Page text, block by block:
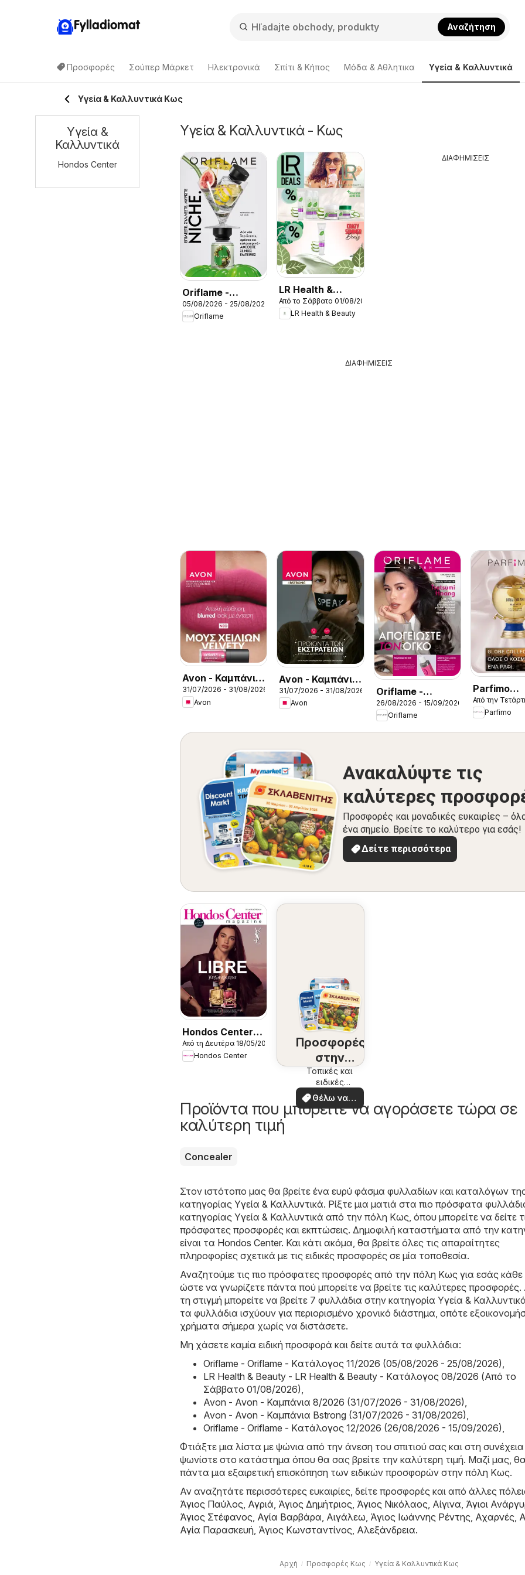
Fylladiomat Αναζήτηση
Προσφορές Σούπερ Μάρκετ Hλεκτρονικά Σπίτι & Κήπος Μόδα & Aθλητικα Υγεία & Καλλυντικά
Υγεία & Καλλυντικά Κως
Υγεία & Καλλυντικά - Κως
Oriflame -
Kατάλογος
11/2026
05/08/2026 - 25/08/2026
Oriflame
LR Health &
Beauty -
Kατάλογος
Από το Σάββατο 01/08/2026
LR Health & Beauty
ΔΙΑΦΗΜΙΣΕΙΣ
ΔΙΑΦΗΜΙΣΕΙΣ
Avon - Καμπάνια
8/2026
31/07/2026 - 31/08/2026
Avon
Avon - Καμπάνια
Bstrong
31/07/2026 - 31/08/2026
Avon
Oriflame -
Kατάλογος
12/2026
26/08/2026 - 15/09/2026
Oriflame
Parfimo
Από την
Parfimo
Ανακαλύψτε τις
καλύτερες
Προσφορές και μοναδικές ευκαιρίες –
ένα σημείο. Βρείτε το καλύτερο για εσάς!
Δείτε περισσότερα
Hondos Center
Kατάλογος
Summer 2026
Από τη Δευτέρα 18/05/2026
Hondos Center
Προσφορές
στην
περιοχή
σας
Τοπικές και
ειδικές
προσφορές
Θέλω να
δω
Προϊόντα που μπορείτε να αγοράσετε τώρα σε
καλύτερη τιμή
Concealer
Στον ιστότοπο μας θα βρείτε ένα ευρύ φάσμα φυλλαδίων και καταλόγων
κατηγορίας Υγεία & Καλλυντικά. Ρίξτε μια ματιά στα πιο πρόσφατα
κατηγορίας Υγεία & Καλλυντικά από την πόλη Κως, όπου μπορείτε να δείτε
πρόσφατες προσφορές και εκπτώσεις. Δημοφιλή καταστήματα από την
είναι τα Hondos Center. Και κάτι ακόμα, θα βρείτε όλες τις απαραίτητες
πληροφορίες σχετικά με τις ειδικές προσφορές σε μία τοποθεσία.
Αναζητούμε τις πιο πρόσφατες προσφορές από την πόλη Κως για εσάς κάθε
ώστε να γνωρίζετε πάντα πού μπορείτε να βρείτε τις καλύτερες
τη στιγμή μπορείτε να βρείτε 7 φυλλάδια στην κατηγορία Υγεία &
τα φυλλάδια ισχύουν για περιορισμένο χρονικό διάστημα, οπότε
χρήματα σήμερα χωρίς να διστάσετε.
Μη χάσετε καμία ειδική προσφορά και δείτε αυτά τα φυλλάδια:
Oriflame - Oriflame - Kατάλογος 11/2026 (05/08/2026 - 25/08/2026)
LR Health & Beauty - LR Health & Beauty - Kατάλογος 08/2026 (Από το
Σάββατο 01/08/2026)
Avon - Avon - Καμπάνια 8/2026 (31/07/2026 - 31/08/2026)
Avon - Avon - Καμπάνια Bstrong (31/07/2026 - 31/08/2026)
Oriflame - Oriflame - Kατάλογος 12/2026 (26/08/2026 - 15/09/2026)
Φτιάξτε μια λίστα με ψώνια από την άνεση του σπιτιού σας και στη συνέχεια
ψωνίστε στο κατάστημα όπου θα σας βρείτε την καλύτερη τιμή. Μαζί μας,
πάντα μια εξαιρετική επισκόπηση των ειδικών προσφορών στην πόλη Κως.
Αν αναζητάτε περισσότερες ευκαιρίες, δείτε προσφορές και από άλλες
Άγιος Παύλος Αγριά Άγιος Δημήτριος Άγιος Νικόλαος Αίγινα Άγιοι
Άγιος Στέφανος Αγία Βαρβάρα Αιγάλεω Άγιος Ιωάννης Ρέντης Αχαρνές
Αγία Παρασκευή Άγιος Κωνσταντίνος Αλεξάνδρεια.
Αρχή Προσφορές Κως Υγεία & Καλλυντικά Κως
Υγεία &
Καλλυντικά
Hondos Center